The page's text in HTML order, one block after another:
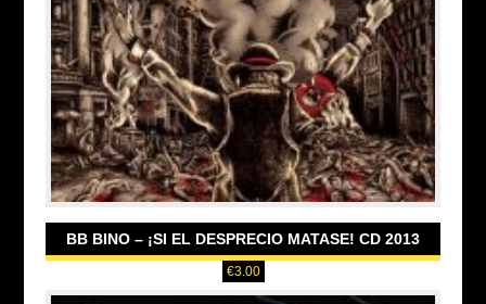
BB BINO – ¡SI EL DESPRECIO MATASE! CD 2013
€3.00